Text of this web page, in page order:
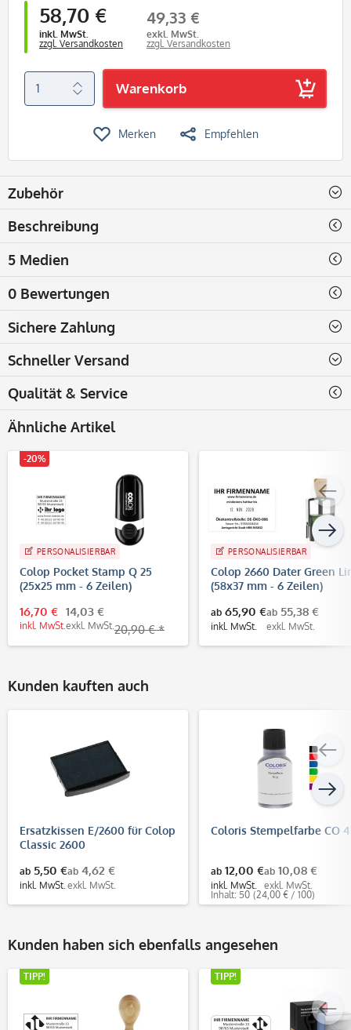
58,70 €
inkl. MwSt.
zzgl. Versandkosten
49,33 €
exkl. MwSt.
zzgl. Versandkosten
Warenkorb
Merken Empfehlen
Zubehör
Beschreibung
5 Medien
0 Bewertungen
Sichere Zahlung
Schneller Versand
Qualität & Service
Ähnliche Artikel
-20%
PERSONALISIERBAR
Colop Pocket Stamp Q 25
(25x25 mm - 6 Zeilen)
16,70 €
inkl. MwSt.
14,03 €
exkl. MwSt. 20,90 € *
PERSONALISIERBAR
Colop 2660 Dater Green
(58x37 mm - 6 Zeilen)
ab 65,90 €
inkl. MwSt.
ab 55,38 €
exkl. MwSt.
Kunden kauften auch
Ersatzkissen E/2600 für Colop
Classic 2600
ab 5,50 €
inkl. MwSt.
ab 4,62 €
exkl. MwSt.
Coloris Stempelfarbe CO
ab 12,00 €
inkl. MwSt.
ab 10,08 €
exkl. MwSt.
Inhalt: 50 (24,00 € / 100)
Kunden haben sich ebenfalls angesehen
TIPP! TIPP!